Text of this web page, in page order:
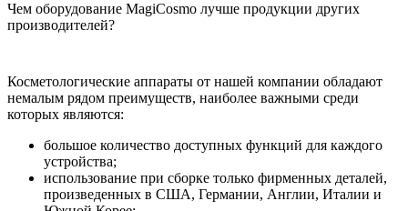
Чем оборудование MagiCosmo лучше продукции других
производителей?
Косметологические аппараты от нашей компании обладают
немалым рядом преимуществ, наиболее важными среди
которых являются:
большое количество доступных функций для каждого
устройства;
использование при сборке только фирменных деталей,
произведенных в США, Германии, Англии, Италии и